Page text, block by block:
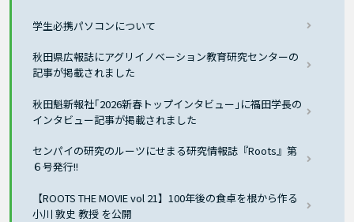
学生必携パソコンについて
秋田県広報誌にアグリイノベーション教育研究センターの
記事が掲載されました
秋田魁新報社｢2026新春トップインタビュー｣に福田学長の
インタビュー記事が掲載されました
センパイの研究のルーツにせまる研究情報誌『Roots』第
６号発行!!
【ROOTS THE MOVIE vol 21】100年後の食卓を根から作る
小川 敦史 教授 を公開